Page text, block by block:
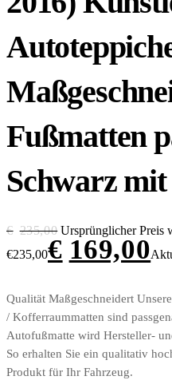
Fußmatten
Schwarz
€ 235,00 Ursprünglicher Preis
€235,00€ 169,00
Qualität Maßgeschneidert
/ Kofferraummatten sind
Autofußmatte wird Hersteller-
So erhalten Sie ein qualitativ
Produkt für Ihr Fahrzeug.